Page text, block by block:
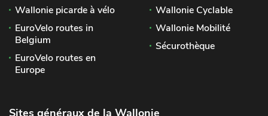
Wallonie picarde à vélo
EuroVelo routes in
Belgium
EuroVelo routes en
Europe
Wallonie Cyclable
Wallonie Mobilité
Sécurothèque